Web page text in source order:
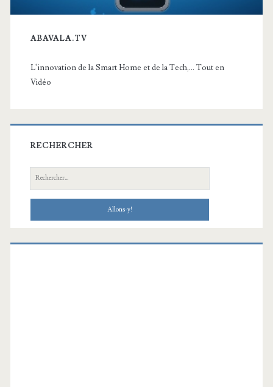
ABAVALA.TV
L'innovation de la Smart Home et de la Tech,... Tout en
Vidéo
RECHERCHER
Recherche: